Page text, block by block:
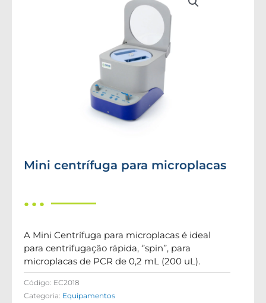
Mini centrífuga para microplacas
● ● ●
A Mini Centrífuga para microplacas é ideal
para centrifugação rápida, ‘’spin’’, para
microplacas de PCR de 0,2 mL (200 uL).
Código: EC2018
Categoria: Equipamentos